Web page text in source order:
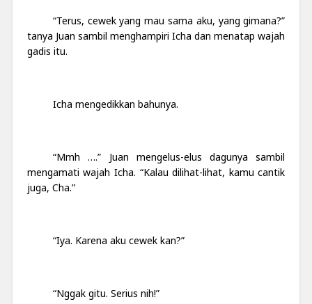
“Terus, cewek yang mau sama aku, yang gimana?”
tanya Juan sambil menghampiri Icha dan menatap wajah
gadis itu.
Icha mengedikkan bahunya.
“Mmh ….” Juan mengelus-elus dagunya sambil
mengamati wajah Icha. “Kalau dilihat-lihat, kamu cantik
juga, Cha.”
“Iya. Karena aku cewek kan?”
“Nggak gitu. Serius nih!”